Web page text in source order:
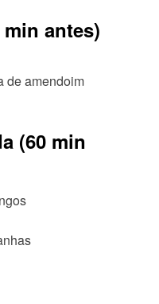
min antes)
de amendoim
(60 min